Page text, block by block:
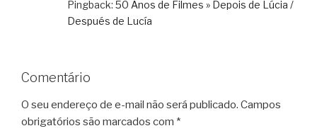
Pingback: 50 Anos de Filmes » Depois de Lúcia /
Después de Lucía
Comentário
O seu endereço de e-mail não será publicado. Campos
obrigatórios são marcados com *